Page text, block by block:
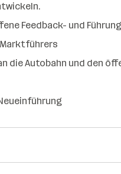
Feedback- und
die Autobahn und den